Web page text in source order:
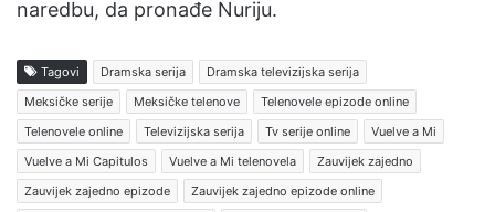
naredbu, da pronađe Nuriju.
Tagovi Dramska serija
Dramska televizijska serija
Meksičke serije
Meksičke telenove
Telenovele epizode online
Telenovele online
Televizijska serija Tv serije online
Vuelve a Mi
Vuelve a Mi Capitulos
Vuelve a Mi telenovela
Zauvijek zajedno
Zauvijek zajedno epizode
Zauvijek zajedno epizode online